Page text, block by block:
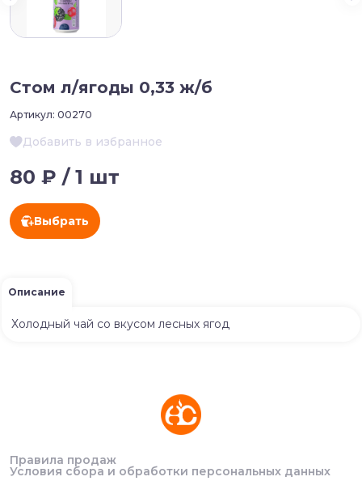
Стом л/ягоды 0,33 ж/б
Артикул: 00270
Добавить в избранное
80 ₽ / 1 шт
Выбрать
Описание
Холодный чай со вкусом лесных ягод
Правила продаж
Условия сбора и обработки персональных данных